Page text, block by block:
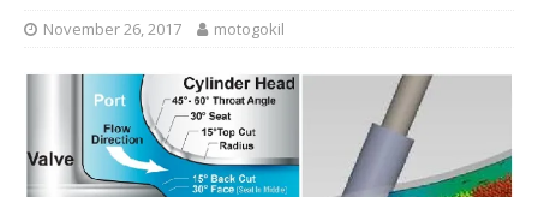
November 26, 2017 motogokil